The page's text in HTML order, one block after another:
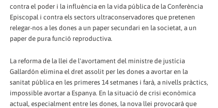
contra el poder i la influència en la vida pública de la Conferència
Episcopal i contra els sectors ultraconservadores que pretenen
relegar-nos a les dones a un paper secundari en la societat, a un
paper de pura funció reproductiva.
La reforma de la llei de l'avortament del ministre de justícia
Gallardón elimina el dret assolit per les dones a avortar en la
sanitat pública en les primeres 14 setmanes i farà, a nivells pràctics,
impossible avortar a Espanya. En la situació de crisi econòmica
actual, especialment entre les dones, la nova llei provocarà que